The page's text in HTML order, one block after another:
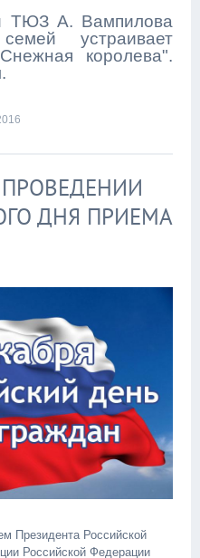
ТЮЗ А. Вампилова
устраивает
королева".
ДНЯ ПРИЕМА
Президента Российской
Российской Федерации